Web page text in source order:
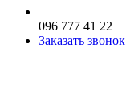
096 777 41 22
Заказать звонок